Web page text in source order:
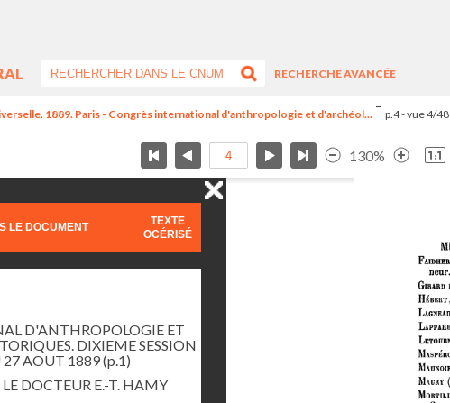
RECHERCHE AVANCÉE
1889. Paris - Congrès international d'anthropologie et d'archéol... p.4 - vue 4/48
130%
LE DOCUMENT
TEXTE
OCÉRISÉ
D'ANTHROPOLOGIE ET
DIXIEME SESSION
27 AOUT 1889(p.1)
DOCTEUR E.-T. HAMY